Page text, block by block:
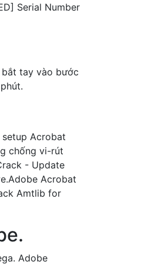
Serial Number
tay vào bước
Acrobat
chống vi-rút
- Update
Acrobat
Amtlib for
Adobe